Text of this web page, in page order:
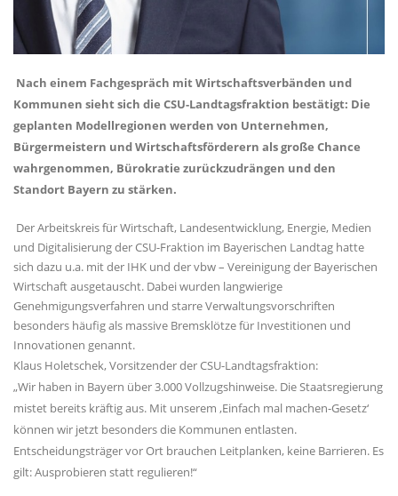
Nach einem Fachgespräch mit Wirtschaftsverbänden und
Kommunen sieht sich die CSU-Landtagsfraktion bestätigt: Die
geplanten Modellregionen werden von Unternehmen,
Bürgermeistern und Wirtschaftsförderern als große Chance
wahrgenommen, Bürokratie zurückzudrängen und den
Standort Bayern zu stärken.
Der Arbeitskreis für Wirtschaft, Landesentwicklung, Energie, Medien
und Digitalisierung der CSU-Fraktion im Bayerischen Landtag hatte
sich dazu u.a. mit der IHK und der vbw – Vereinigung der Bayerischen
Wirtschaft ausgetauscht. Dabei wurden langwierige
Genehmigungsverfahren und starre Verwaltungsvorschriften
besonders häufig als massive Bremsklötze für Investitionen und
Innovationen genannt.
Klaus Holetschek, Vorsitzender der CSU-Landtagsfraktion:
Wir haben in Bayern über 3.000 Vollzugshinweise. Die Staatsregierung
mistet bereits kräftig aus. Mit unserem ‚Einfach mal machen-Gesetz‘
können wir jetzt besonders die Kommunen entlasten.
Entscheidungsträger vor Ort brauchen Leitplanken, keine Barrieren. Es
gilt: Ausprobieren statt regulieren!“